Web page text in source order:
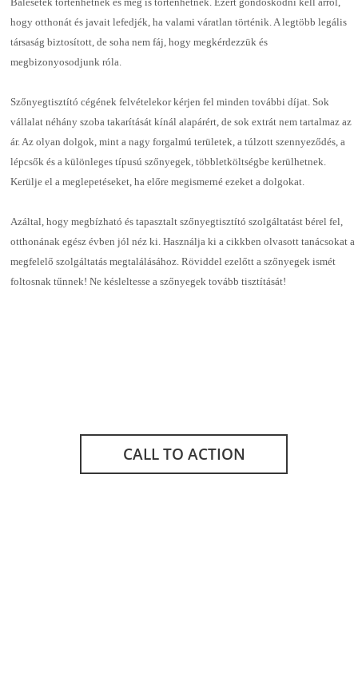
Balesetek történhetnek és meg is történhetnek. Ezért gondoskodni kell arról,
hogy otthonát és javait lefedjék, ha valami váratlan történik. A legtöbb legális
társaság biztosított, de soha nem fáj, hogy megkérdezzük és
megbizonyosodjunk róla.
Szőnyegtisztító cégének felvételekor kérjen fel minden további díjat. Sok
vállalat néhány szoba takarítását kínál alapárért, de sok extrát nem tartalmaz az
ár. Az olyan dolgok, mint a nagy forgalmú területek, a túlzott szennyeződés, a
lépcsők és a különleges típusú szőnyegek, többletköltségbe kerülhetnek.
Kerülje el a meglepetéseket, ha előre megismerné ezeket a dolgokat.
Azáltal, hogy megbízható és tapasztalt szőnyegtisztító szolgáltatást bérel fel,
otthonának egész évben jól néz ki. Használja ki a cikkben olvasott tanácsokat a
megfelelő szolgáltatás megtalálásához. Röviddel ezelőtt a szőnyegek ismét
foltosnak tűnnek! Ne késleltesse a szőnyegek tovább tisztítását!
CALL TO ACTION